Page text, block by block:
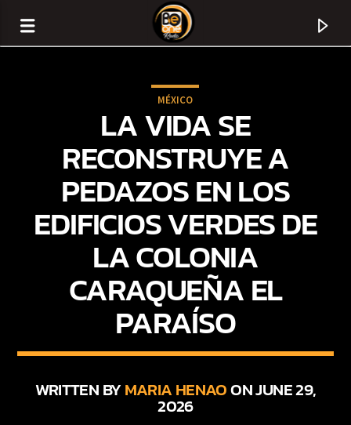
CURRENT TRACK
MÉXICO
LA VIDA SE
RECONSTRUYE A
PEDAZOS EN LOS
EDIFICIOS VERDES DE
LA COLONIA
CARAQUEÑA EL
PARAÍSO
WRITTEN BYMARIA HENAOON JUNE 29,
2026